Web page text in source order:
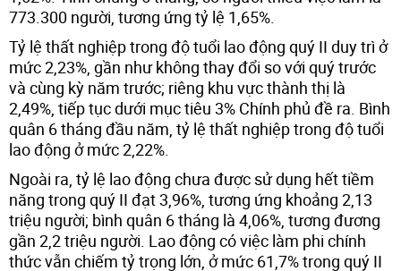
773.300 người, tương ứng tỷ lệ 1,65%.
Tỷ lệ thất nghiệp trong độ tuổi lao động quý II duy trì ở
mức 2,23%, gần như không thay đổi so với quý trước
và cùng kỳ năm trước; riêng khu vực thành thị là
2,49%, tiếp tục dưới mục tiêu 3% Chính phủ đề ra. Bình
quân 6 tháng đầu năm, tỷ lệ thất nghiệp trong độ tuổi
lao động ở mức 2,22%.
Ngoài ra, tỷ lệ lao động chưa được sử dụng hết tiềm
năng trong quý II đạt 3,96%, tương ứng khoảng 2,13
triệu người; bình quân 6 tháng là 4,06%, tương đương
gần 2,2 triệu người. Lao động có việc làm phi chính
thức vẫn chiếm tỷ trọng lớn, ở mức 61,7% trong quý II